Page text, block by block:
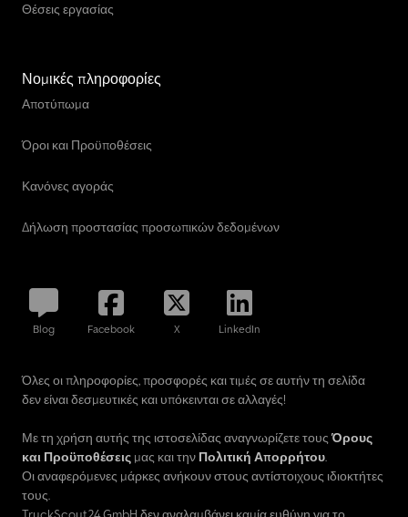
Θέσεις εργασίας
Νομικές πληροφορίες
Αποτύπωμα
Όροι και Προϋποθέσεις
Κανόνες αγοράς
Δήλωση προστασίας προσωπικών δεδομένων
Blog Facebook X LinkedIn
Όλες οι πληροφορίες, προσφορές και τιμές σε αυτήν τη σελίδα
δεν είναι δεσμευτικές και υπόκεινται σε αλλαγές!
Με τη χρήση αυτής της ιστοσελίδας αναγνωρίζετε τουςΌρους
και Προϋποθέσεις μας και την Πολιτική Απορρήτου.
Οι αναφερόμενες μάρκες ανήκουν στους αντίστοιχους ιδιοκτήτες
τους.